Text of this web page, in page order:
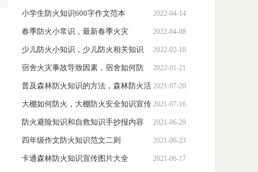
2022-04-14
小学生防火知识600字作文范本
2022-04-08
春季防火小常识，最新春季火灾
2022-02-10
少儿防火小知识，少儿防火相关知识
2022-01-21
宿舍火灾事故导致因素，宿舍如何防
火?
2021-07-20
普及森林防火知识的方法，森林防火活
动建议心得体会
2021-07-16
大棚如何防火，大棚防火安全知识宣传
2021-06-29
防火避险知识和自救知识手抄报内容
2021-06-23
四年级作文防火知识范文二则
2021-06-17
卡通森林防火知识宣传图片大全